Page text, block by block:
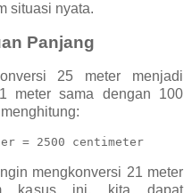
situasi nyata.
Panjang
25 meter menjadi
meter sama dengan 100
= 2500 centimeter
mengkonversi 21 meter
kasus ini, kita dapat